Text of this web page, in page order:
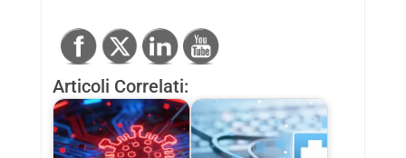
Articoli Correlati: